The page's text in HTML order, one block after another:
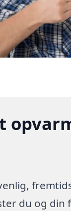
du og din